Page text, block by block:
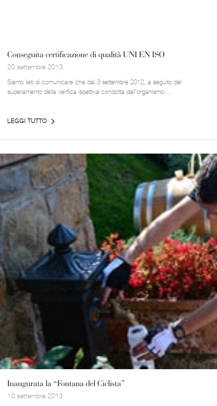
Conseguita certificazione di qualità UNI EN ISO
20 settembre 2013
Siamo lieti di comunicare che dal 3 settembre 2012, a seguito del
superamento della verifica ispettiva condotta dall’organismo ...
LEGGI TUTTO
Inaugurata la “Fontana del Ciclista”
10 settembre 2013